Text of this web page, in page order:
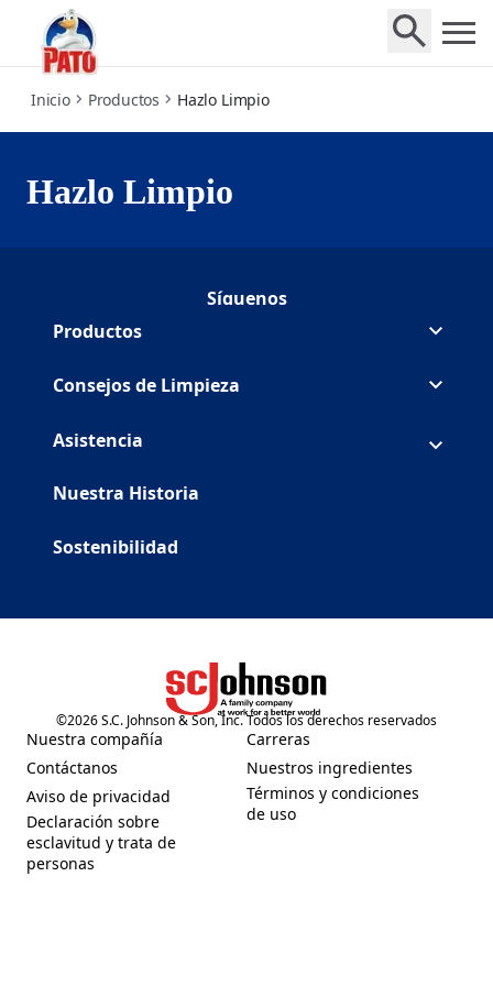
get-clean
Inicio Productos Hazlo Limpio
Hazlo Limpio
Síguenos
Síguenos Duck en Facebook
(Opens in a new tab)
Síguenos Duck en Youtube
(Opens in a new tab)
Productos
Consejos de Limpieza
Asistencia
Nuestra Historia
Sostenibilidad
(Opens in a new tab)
©2026S.C. Johnson & Son, Inc. Todos los derechos reservados
Nuestra compañía
(Opens in a new tab)
Contáctanos
(Opens in a new tab)
Aviso de privacidad
(Opens in a new tab)
Declaración sobre
esclavitud y trata de
personas
(Opens in a new tab)
Carreras
(Opens in a new tab)
Nuestros ingredientes
(Opens in a new tab)
Términos y condiciones
de uso
(Opens in a new tab)